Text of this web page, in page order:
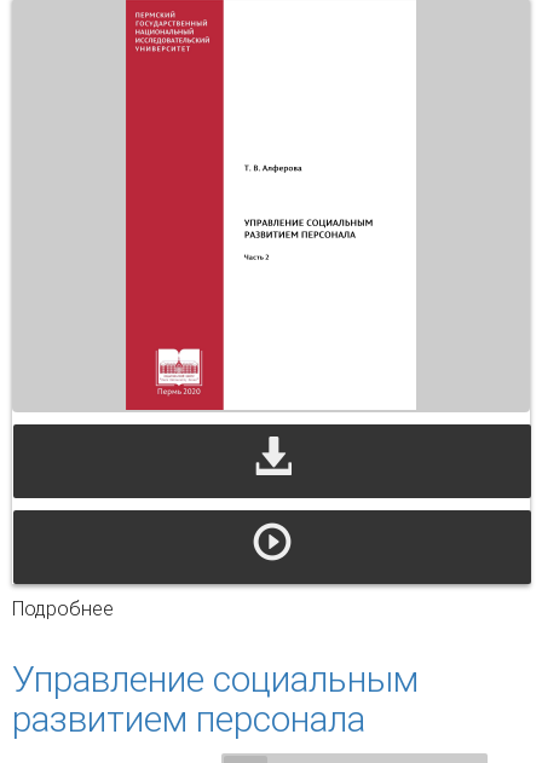
Подробнее
Управление социальным
развитием персонала